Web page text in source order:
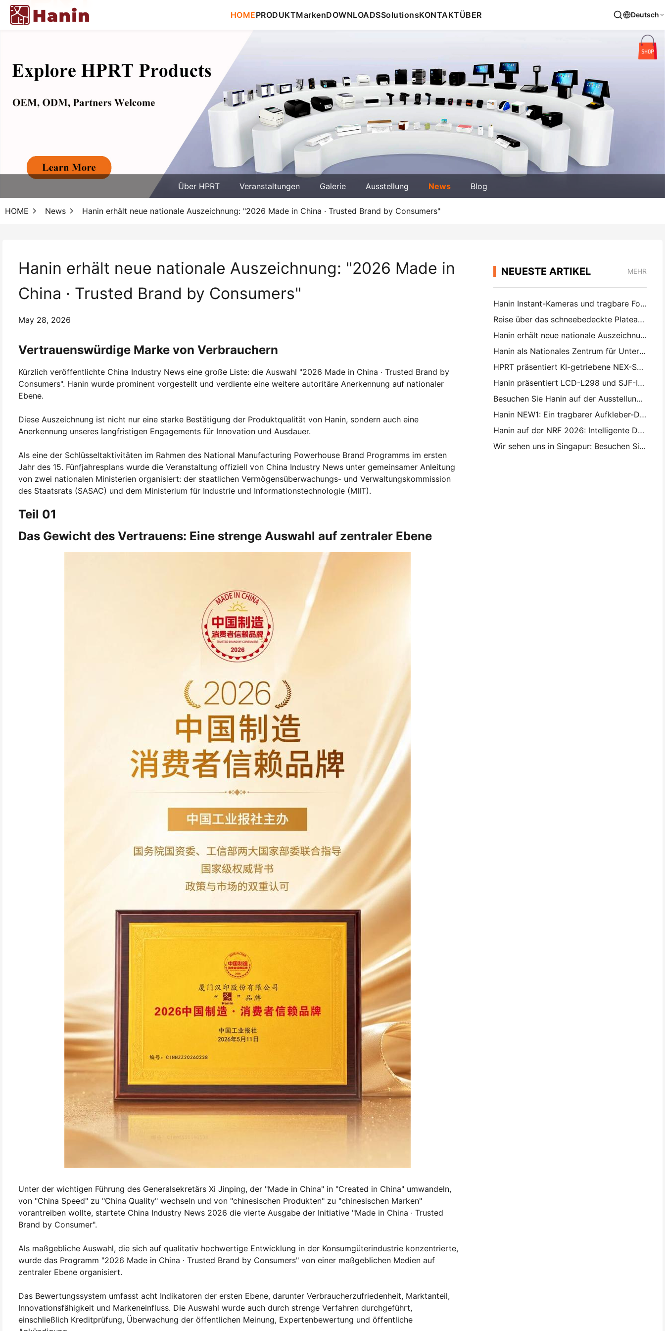
HOMEPRODUKTMarkenDOWNLOADSSolutionsKONTAKTÜBER Deutsch
Über HPRT Veranstaltungen Galerie Ausstellung News Blog
HOME News Hanin erhält neue nationale Auszeichnung: "2026 Made in China · Trusted Brand by Consumers"
Hanin erhält neue nationale Auszeichnung: "2026 Made in
China · Trusted Brand by Consumers"
May 28, 2026
Vertrauenswürdige Marke von Verbrauchern
Kürzlich veröffentlichte China Industry News eine große Liste: die Auswahl "2026 Made in China · Trusted Brand by
Consumers". Hanin wurde prominent vorgestellt und verdiente eine weitere autoritäre Anerkennung auf nationaler
Ebene.
Diese Auszeichnung ist nicht nur eine starke Bestätigung der Produktqualität von Hanin, sondern auch eine
Anerkennung unseres langfristigen Engagements für Innovation und Ausdauer.
Als eine der Schlüsseltaktivitäten im Rahmen des National Manufacturing Powerhouse Brand Programms im ersten
Jahr des 15. Fünfjahresplans wurde die Veranstaltung offiziell von China Industry News unter gemeinsamer Anleitung
von zwei nationalen Ministerien organisiert: der staatlichen Vermögensüberwachungs- und Verwaltungskommission
des Staatsrats (SASAC) und dem Ministerium für Industrie und Informationstechnologie (MIIT).
Teil 01
Das Gewicht des Vertrauens: Eine strenge Auswahl auf zentraler Ebene
Unter der wichtigen Führung des Generalsekretärs Xi Jinping, der "Made in China" in "Created in China" umwandeln,
von "China Speed" zu "China Quality" wechseln und von "chinesischen Produkten" zu "chinesischen Marken"
vorantreiben wollte, startete China Industry News 2026 die vierte Ausgabe der Initiative "Made in China · Trusted
Brand by Consumer".
Als maßgebliche Auswahl, die sich auf qualitativ hochwertige Entwicklung in der Konsumgüterindustrie konzentrierte,
wurde das Programm "2026 Made in China · Trusted Brand by Consumers" von einer maßgeblichen Medien auf
zentraler Ebene organisiert.
Das Bewertungssystem umfasst acht Indikatoren der ersten Ebene, darunter Verbraucherzufriedenheit, Marktanteil,
Innovationsfähigkeit und Markeneinfluss. Die Auswahl wurde auch durch strenge Verfahren durchgeführt,
einschließlich Kreditprüfung, Überwachung der öffentlichen Meinung, Expertenbewertung und öffentliche
NEUESTE ARTIKEL MEHR
Hanin Instant-Kameras und tragbare Fotodrucker ziehen großes Interesse auf der IEAE Shenzhen 2026
Reise über das schneebedeckte Plateau: Hanin bringt Kindern in Qamdo Bildungsprogramme zur Fotografie
Hanin erhält neue nationale Auszeichnung: "2026 Made in China · Trusted Brand by Consumers"
Hanin als Nationales Zentrum für Unternehmenstechnologie für Innovationsführerschaft anerkannt
HPRT präsentiert KI-getriebene NEX-Serie für Smart Retail auf der CHINASHOP 2026
Hanin präsentiert LCD-L298 und SJF-Innovationen für industriellen 3D-Druck auf der TCT Asia 2026
Besuchen Sie Hanin auf der Ausstellung für 3D-Druck TCT Asia 2026
Hanin NEW1: Ein tragbarer Aufkleber-Drucker macht seinen Weg in Japans LOFT-Geschäfte
Hanin auf der NRF 2026: Intelligente Drucklösungen für den Einzelhandel
Wir sehen uns in Singapur: Besuchen Sie Hanin auf der ITMA ASIA 2025 und erleben Sie die neueste Digitaldrucktechnologie